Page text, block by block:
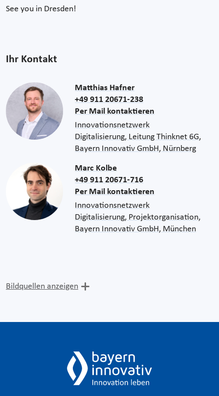
See you in Dresden!
Ihr Kontakt
Matthias Hafner
+49 911 20671-238
Per Mail kontaktieren
Innovationsnetzwerk
Digitalisierung, Leitung Thinknet 6G,
Bayern Innovativ GmbH, Nürnberg
Marc Kolbe
+49 911 20671-716
Per Mail kontaktieren
Innovationsnetzwerk
Digitalisierung, Projektorganisation,
Bayern Innovativ GmbH, München
Bildquellen anzeigen